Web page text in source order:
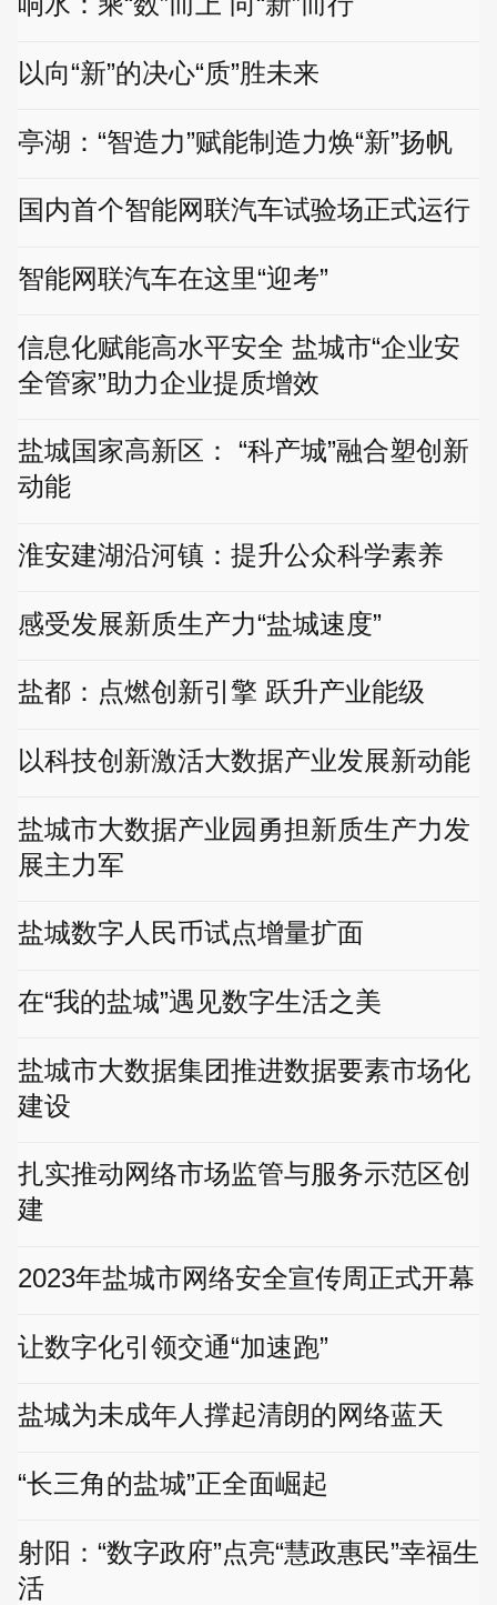
以向“新”的决心“质”胜未来
亭湖：“智造力”赋能制造力焕“新”扬帆
国内首个智能网联汽车试验场正式运行
智能网联汽车在这里“迎考”
信息化赋能高水平安全 盐城市“企业安
全管家”助力企业提质增效
盐城国家高新区： “科产城”融合塑创新
动能
淮安建湖沿河镇：提升公众科学素养
感受发展新质生产力“盐城速度”
盐都：点燃创新引擎 跃升产业能级
以科技创新激活大数据产业发展新动能
​盐城市大数据产业园勇担新质生产力发
展主力军
盐城数字人民币试点增量扩面
在“我的盐城”遇见数字生活之美
盐城市大数据集团推进数据要素市场化
建设
扎实推动网络市场监管与服务示范区创
建
2023年盐城市网络安全宣传周正式开幕
让数字化引领交通“加速跑”
盐城为未成年人撑起清朗的网络蓝天
“长三角的盐城”正全面崛起
射阳：“数字政府”点亮“慧政惠民”幸福生
活